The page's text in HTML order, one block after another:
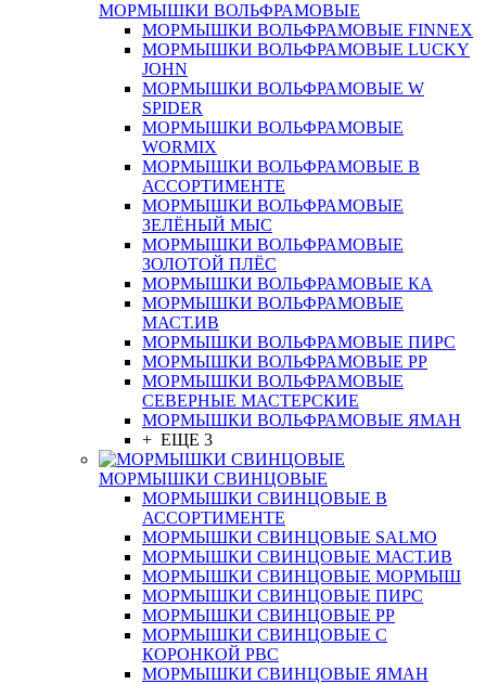
МОРМЫШКИ ВОЛЬФРАМОВЫЕ
МОРМЫШКИ ВОЛЬФРАМОВЫЕ FINNEX
МОРМЫШКИ ВОЛЬФРАМОВЫЕ LUCKY
JOHN
МОРМЫШКИ ВОЛЬФРАМОВЫЕ W
SPIDER
МОРМЫШКИ ВОЛЬФРАМОВЫЕ
WORMIX
МОРМЫШКИ ВОЛЬФРАМОВЫЕ В
АССОРТИМЕНТЕ
МОРМЫШКИ ВОЛЬФРАМОВЫЕ
ЗЕЛЁНЫЙ МЫС
МОРМЫШКИ ВОЛЬФРАМОВЫЕ
ЗОЛОТОЙ ПЛЁС
МОРМЫШКИ ВОЛЬФРАМОВЫЕ КА
МОРМЫШКИ ВОЛЬФРАМОВЫЕ
МАСТ.ИВ
МОРМЫШКИ ВОЛЬФРАМОВЫЕ ПИРС
МОРМЫШКИ ВОЛЬФРАМОВЫЕ РР
МОРМЫШКИ ВОЛЬФРАМОВЫЕ
СЕВЕРНЫЕ МАСТЕРСКИЕ
МОРМЫШКИ ВОЛЬФРАМОВЫЕ ЯМАН
+ ЕЩЕ 3
МОРМЫШКИ СВИНЦОВЫЕ
МОРМЫШКИ СВИНЦОВЫЕ В
АССОРТИМЕНТЕ
МОРМЫШКИ СВИНЦОВЫЕ SALMO
МОРМЫШКИ СВИНЦОВЫЕ МАСТ.ИВ
МОРМЫШКИ СВИНЦОВЫЕ МОРМЫШ
МОРМЫШКИ СВИНЦОВЫЕ ПИРС
МОРМЫШКИ СВИНЦОВЫЕ РР
МОРМЫШКИ СВИНЦОВЫЕ С
КОРОНКОЙ РВС
МОРМЫШКИ СВИНЦОВЫЕ ЯМАН